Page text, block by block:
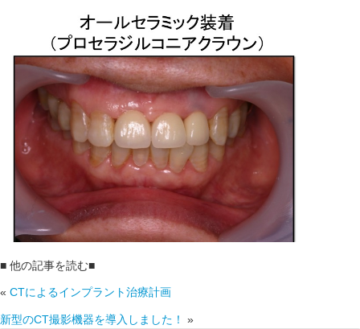
■ 他の記事を読む■
« CTによるインプラント治療計画
新型のCT撮影機器を導入しました！ »